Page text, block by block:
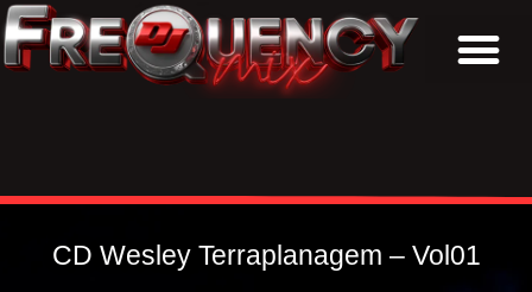
CD Wesley Terraplanagem – Vol01